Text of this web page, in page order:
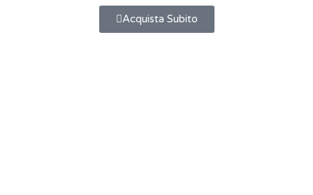
Acquista Subito